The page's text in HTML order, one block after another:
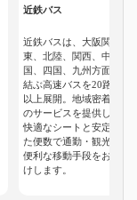
近鉄バス
近鉄バスは、大阪関
東、北陸、関西、中
国、四国、九州方面を
結ぶ高速バスを20路線
以上展開。地域密着型
のサービスを提供し、
快適なシートと安定し
た便数で通勤・観光に
便利な移動手段をお届
けします。